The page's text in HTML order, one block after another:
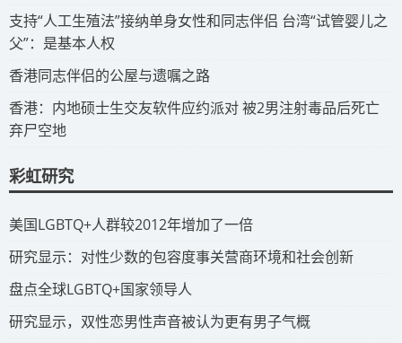
​支持“人工生殖法”接纳单身女性和同志伴侣 台湾“试管婴儿之
父”：是基本人权
​香港同志伴侣的公屋与遗嘱之路
​香港：内地硕士生交友软件应约派对 被2男注射毒品后死亡
弃尸空地
彩虹研究
​美国LGBTQ+人群较2012年增加了一倍
​研究显示：对性少数的包容度事关营商环境和社会创新
​盘点全球LGBTQ+国家领导人
研究显示，双性恋男性声音被认为更有男子气概